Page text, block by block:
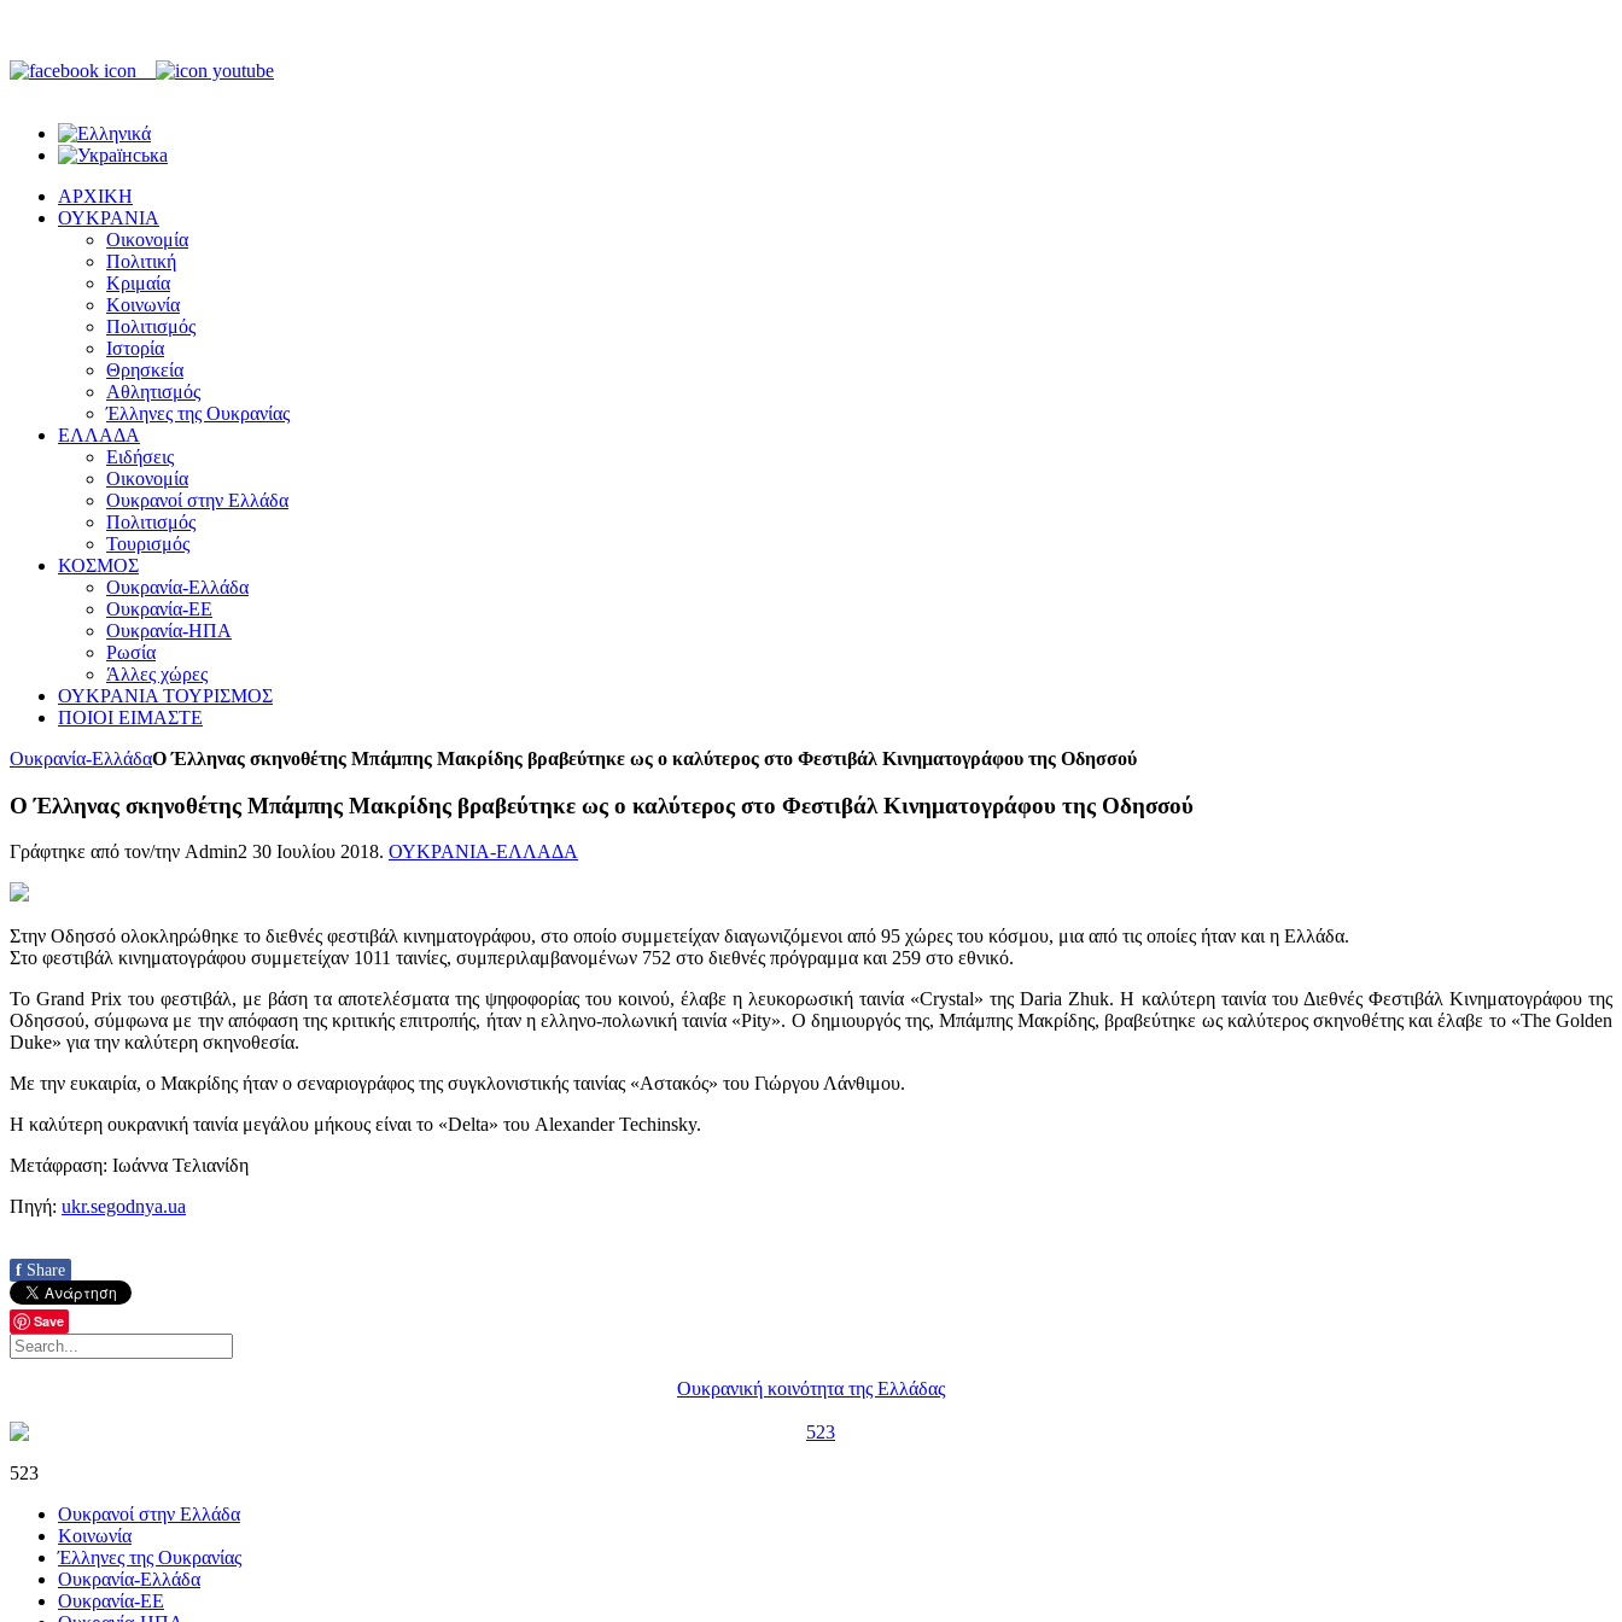
ΑΡΧΙΚΗ
ΟΥΚΡΑΝΙΑ
Οικονομία
Πολιτική
Κριμαία
Κοινωνία
Πολιτισμός
Ιστορία
Θρησκεία
Αθλητισμός
Έλληνες της Ουκρανίας
ΕΛΛΑΔΑ
Ειδήσεις
Οικονομία
Ουκρανοί στην Ελλάδα
Πολιτισμός
Τουρισμός
ΚΟΣΜΟΣ
Ουκρανία-Ελλάδα
Ουκρανία-ΕΕ
Ουκρανία-ΗΠΑ
Ρωσία
Άλλες χώρες
ΟΥΚΡΑΝΙΑ ΤΟΥΡΙΣΜΟΣ
ΠΟΙΟΙ ΕΙΜΑΣΤΕ
Ουκρανία-ΕλλάδαΟ Έλληνας σκηνοθέτης Μπάμπης Μακρίδης βραβεύτηκε ως ο καλύτερος στο Φεστιβάλ Κινηματογράφου της Οδησσού
Ο Έλληνας σκηνοθέτης Μπάμπης Μακρίδης βραβεύτηκε ως ο καλύτερος στο Φεστιβάλ Κινηματογράφου της Οδησσού
Γράφτηκε από τον/την Admin2 30 Ιουλίου 2018. ΟΥΚΡΑΝΙΑ-ΕΛΛΑΔΑ
Στην Οδησσό ολοκληρώθηκε το διεθνές φεστιβάλ κινηματογράφου, στο οποίο συμμετείχαν διαγωνιζόμενοι από 95 χώρες του κόσμου, μια από τις οποίες ήταν και η Ελλάδα.
Στο φεστιβάλ κινηματογράφου συμμετείχαν 1011 ταινίες, συμπεριλαμβανομένων 752 στο διεθνές πρόγραμμα και 259 στο εθνικό.
Το Grand Prix του φεστιβάλ, με βάση τα αποτελέσματα της ψηφοφορίας του κοινού, έλαβε η λευκορωσική ταινία «Crystal» της Daria Zhuk. Η καλύτερη ταινία του Διεθνές Φεστιβάλ Κινηματογράφου της
Οδησσού, σύμφωνα με την απόφαση της κριτικής επιτροπής, ήταν η ελληνο-πολωνική ταινία «Pity». Ο δημιουργός της, Μπάμπης Μακρίδης, βραβεύτηκε ως καλύτερος σκηνοθέτης και έλαβε το «The Golden
Duke» για την καλύτερη σκηνοθεσία.
Με την ευκαιρία, ο Μακρίδης ήταν ο σεναριογράφος της συγκλονιστικής ταινίας «Αστακός» του Γιώργου Λάνθιμου.
Η καλύτερη ουκρανική ταινία μεγάλου μήκους είναι το «Delta» του Alexander Techinsky.
Μετάφραση: Ιωάννα Τελιανίδη
Πηγή: ukr.segodnya.ua
f Share
Save
Ουκρανική κοινότητα της Ελλάδας
523
Ουκρανοί στην Ελλάδα
Κοινωνία
Έλληνες της Ουκρανίας
Ουκρανία-Ελλάδα
Ουκρανία-ΕΕ